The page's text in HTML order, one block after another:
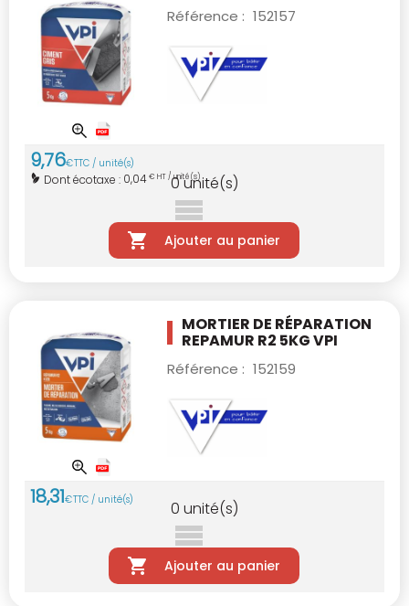
Référence : 152157
9,76€TTC / unité(s)
Dont écotaxe : 0,04€ HT / unité(s)
0 unité(s)
Ajouter au panier
MORTIER DE RÉPARATION
REPAMUR R2 5KG VPI
Référence : 152159
18,31€TTC / unité(s) 0 unité(s)
Ajouter au panier